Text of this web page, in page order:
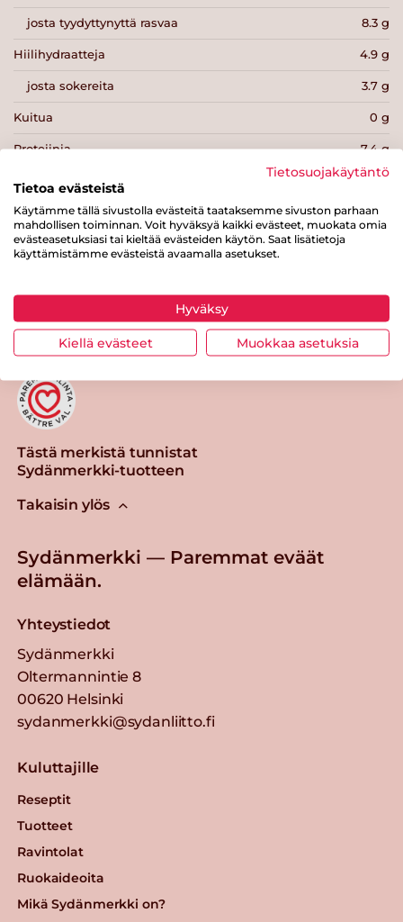
josta tyydyttynyttä rasvaa 8.3 g
Hiilihydraatteja 4.9 g
josta sokereita 3.7 g
Kuitua 0 g
Proteiinia 7.4 g
Suolaa 1 g
Tästä merkistä tunnistat
Sydänmerkki-tuotteen
Takaisin ylös
Sydänmerkki — Paremmat eväät
elämään.
Yhteystiedot
Sydänmerkki
Oltermannintie 8
00620 Helsinki
sydanmerkki@sydanliitto.fi
Kuluttajille
Reseptit
Tuotteet
Ravintolat
Ruokaideoita
Mikä Sydänmerkki on?
Tietosuojakäytäntö
Tietoa evästeistä
Käytämme tällä sivustolla evästeitä taataksemme sivuston parhaan
mahdollisen toiminnan. Voit hyväksyä kaikki evästeet, muokata omia
evästeasetuksiasi tai kieltää evästeiden käytön. Saat lisätietoja
käyttämistämme evästeistä avaamalla asetukset.
Hyväksy
Kiellä evästeet Muokkaa asetuksia